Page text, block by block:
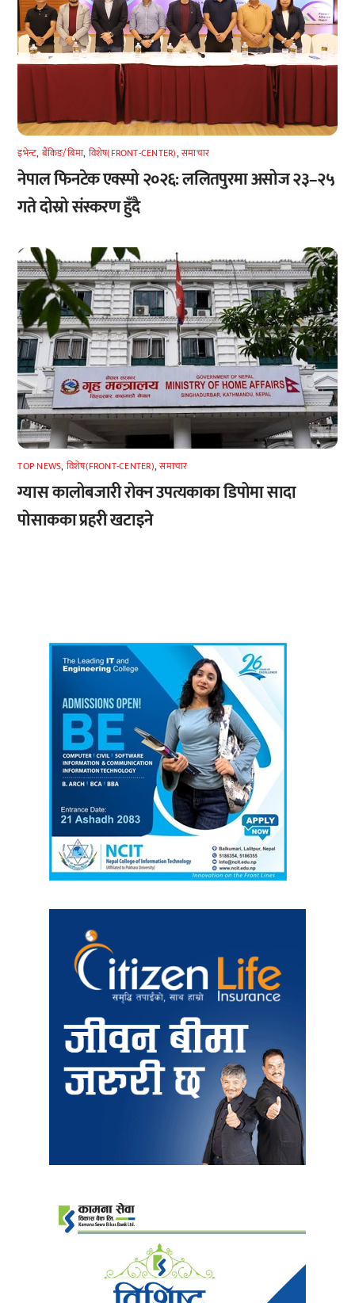
इभेन्ट, बैंकिङ/बिमा, विशेष(FRONT-CENTER),समाचार
नेपाल फिनटेक एक्स्पो २०२६: ललितपुरमा असोज २३–२५
गते दोस्रो संस्करण हुँदै
TOP NEWS, विशेष(FRONT-CENTER),समाचार
ग्यास कालोबजारी रोक्न उपत्यकाका डिपोमा सादा
पोसाकका प्रहरी खटाइने